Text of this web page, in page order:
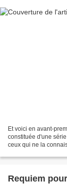
Et voici en avant-
constituée d'une
ceux qui ne la
Requiem